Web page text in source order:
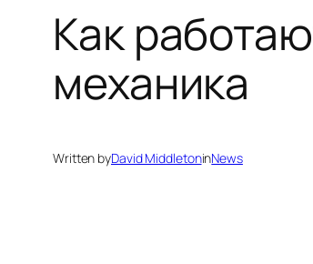
Как
механика
Written byDavid MiddletoninNews